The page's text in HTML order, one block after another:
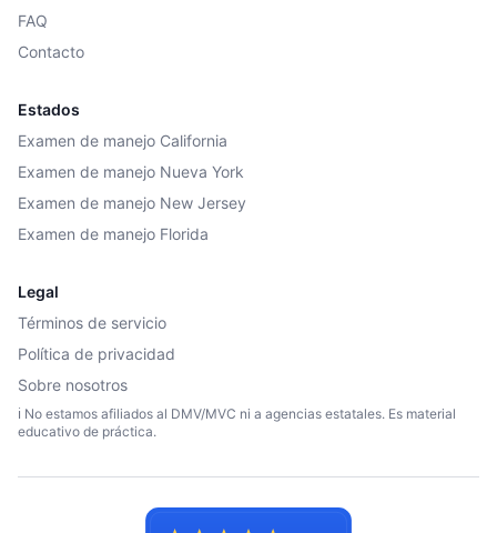
FAQ
Contacto
Estados
Examen de manejo California
Examen de manejo Nueva York
Examen de manejo New Jersey
Examen de manejo Florida
Legal
Términos de servicio
Política de privacidad
Sobre nosotros
ℹ️ No estamos afiliados al DMV/MVC ni a agencias estatales. Es material
educativo de práctica.